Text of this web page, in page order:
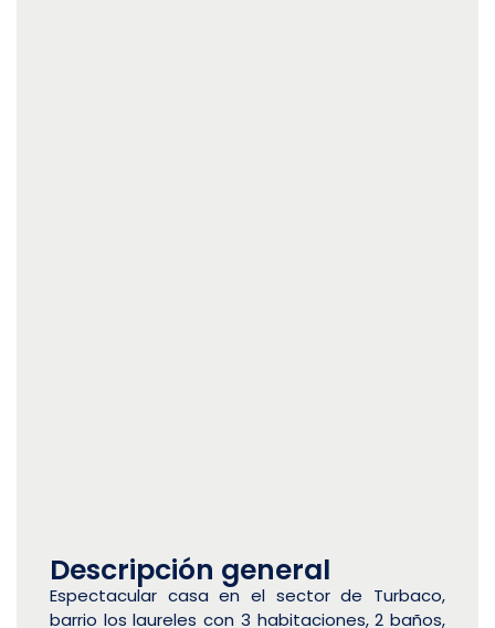
Descripción general
Espectacular casa en el sector de Turbaco,
barrio los laureles con 3 habitaciones, 2 baños,